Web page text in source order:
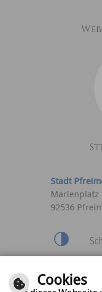
Stadt
Marienplatz
92536
Cookies